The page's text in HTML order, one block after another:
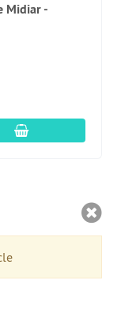
Midiar -
Ajouter au panier